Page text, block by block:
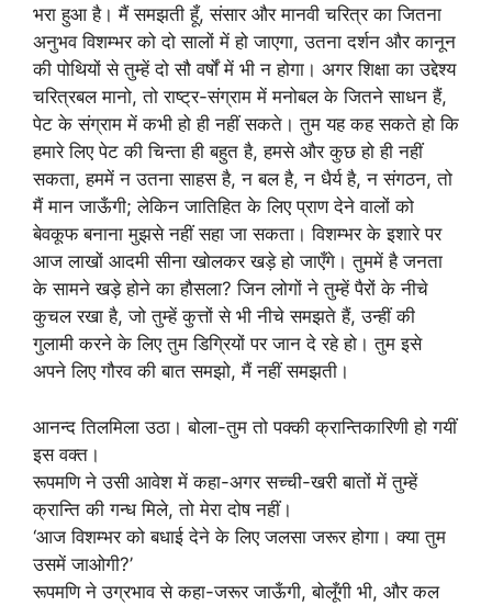
भरा हुआ है। मैं समझती हूँ, संसार और मानवी चरित्र का जितना
अनुभव विशम्भर को दो सालों में हो जाएगा, उतना दर्शन और कानून
की पोथियों से तुम्हें दो सौ वर्षों में भी न होगा। अगर शिक्षा का उद्देश्य
चरित्रबल मानो, तो राष्ट्र-संग्राम में मनोबल के जितने साधन हैं,
पेट के संग्राम में कभी हो ही नहीं सकते। तुम यह कह सकते हो कि
हमारे लिए पेट की चिन्ता ही बहुत है, हमसे और कुछ हो ही नहीं
सकता, हममें न उतना साहस है, न बल है, न धैर्य है, न संगठन, तो
मैं मान जाऊँगी; लेकिन जातिहित के लिए प्राण देने वालों को
बेवकूफ बनाना मुझसे नहीं सहा जा सकता। विशम्भर के इशारे पर
आज लाखों आदमी सीना खोलकर खड़े हो जाएँगे। तुममें है जनता
के सामने खड़े होने का हौसला? जिन लोगों ने तुम्हें पैरों के नीचे
कुचल रखा है, जो तुम्हें कुत्तों से भी नीचे समझते हैं, उन्हीं की
गुलामी करने के लिए तुम डिग्रियों पर जान दे रहे हो। तुम इसे
अपने लिए गौरव की बात समझो, मैं नहीं समझती।
आनन्द तिलमिला उठा। बोला-तुम तो पक्की क्रान्तिकारिणी हो गयीं
इस वक्त।
रूपमणि ने उसी आवेश में कहा-अगर सच्ची-खरी बातों में तुम्हें
क्रान्ति की गन्ध मिले, तो मेरा दोष नहीं।
‘आज विशम्भर को बधाई देने के लिए जलसा जरूर होगा। क्या तुम
उसमें जाओगी?’
रूपमणि ने उग्रभाव से कहा-जरूर जाऊँगी, बोलूँगी भी, और कल